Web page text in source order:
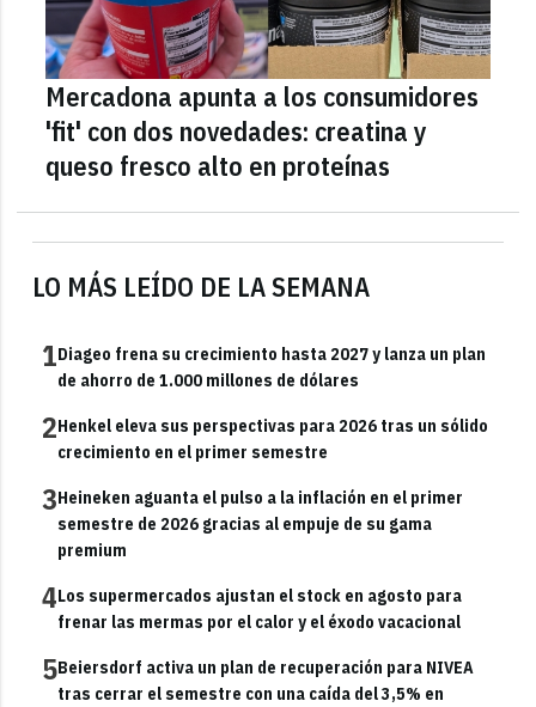
LO MÁS LEÍDO DE LA SEMANA
1Diageo frena su crecimiento hasta 2027 y lanza un plan
de ahorro de 1.000 millones de dólares
2Henkel eleva sus perspectivas para 2026 tras un sólido
crecimiento en el primer semestre
3Heineken aguanta el pulso a la inflación en el primer
semestre de 2026 gracias al empuje de su gama
premium
4Los supermercados ajustan el stock en agosto para
frenar las mermas por el calor y el éxodo vacacional
5Beiersdorf activa un plan de recuperación para NIVEA
tras cerrar el semestre con una caída del 3,5% en
Mercadona apunta a los consumidores
'fit' con dos novedades: creatina y
queso fresco alto en proteínas